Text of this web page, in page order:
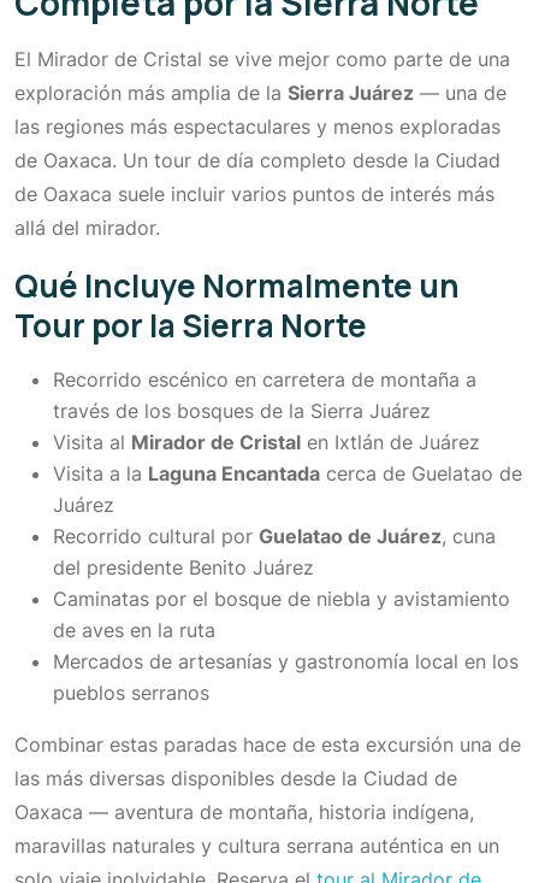
El Mirador de Cristal se vive mejor como parte de una
exploración más amplia de la Sierra Juárez — una de
las regiones más espectaculares y menos exploradas
de Oaxaca. Un tour de día completo desde la Ciudad
de Oaxaca suele incluir varios puntos de interés más
allá del mirador.
Qué Incluye Normalmente un
Tour por la Sierra Norte
Recorrido escénico en carretera de montaña a
través de los bosques de la Sierra Juárez
Visita al Mirador de Cristal en Ixtlán de Juárez
Visita a la Laguna Encantada cerca de Guelatao de
Juárez
Recorrido cultural por Guelatao de Juárez, cuna
del presidente Benito Juárez
Caminatas por el bosque de niebla y avistamiento
de aves en la ruta
Mercados de artesanías y gastronomía local en los
pueblos serranos
Combinar estas paradas hace de esta excursión una de
las más diversas disponibles desde la Ciudad de
Oaxaca — aventura de montaña, historia indígena,
maravillas naturales y cultura serrana auténtica en un